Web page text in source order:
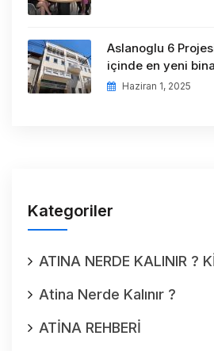
Aslanoglu 6
içinde en yeni
Haziran 1, 2025
Kategoriler
ATINA NERDE KALINIR ?
Atina Nerde Kalınır ?
ATİNA REHBERİ